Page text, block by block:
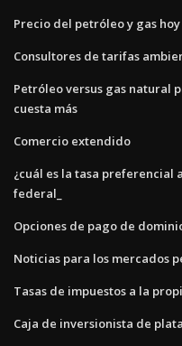
Precio del petróleo y gas
Consultores de tarifas
Petróleo versus gas natural
cuesta más
Comercio extendido
¿cuál es la tasa preferencial
federal_
Opciones de pago de
Noticias para los mercados
Tasas de impuestos a la
Caja de inversionista de plata